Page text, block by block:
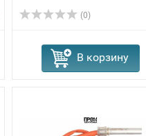
(0)
В корзину